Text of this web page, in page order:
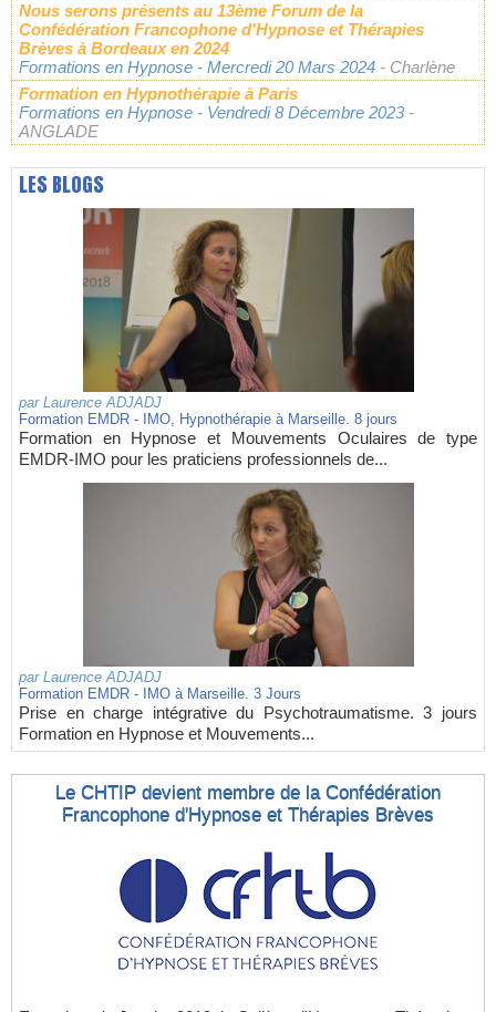
Nous serons présents au 13ème Forum de la
Confédération Francophone d'Hypnose et Thérapies
Brèves à Bordeaux en 2024
Formations en Hypnose - Mercredi 20 Mars 2024 - Charlène
Formation en Hypnothérapie à Paris
Formations en Hypnose - Vendredi 8 Décembre 2023 -
ANGLADE
LES BLOGS
par Laurence ADJADJ
Formation EMDR - IMO, Hypnothérapie à Marseille. 8 jours
Formation en Hypnose et Mouvements Oculaires de type
EMDR-IMO pour les praticiens professionnels de...
par Laurence ADJADJ
Formation EMDR - IMO à Marseille. 3 Jours
Prise en charge intégrative du Psychotraumatisme. 3 jours
Formation en Hypnose et Mouvements...
Le CHTIP devient membre de la Confédération
Francophone d'Hypnose et Thérapies Brèves